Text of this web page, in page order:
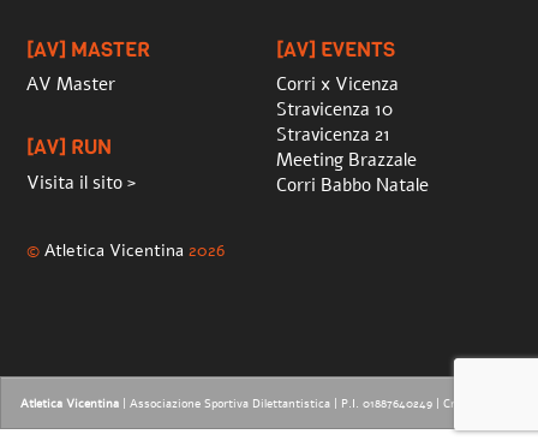
[AV] MASTER
AV Master
[AV] RUN
Visita il sito >
[AV] EVENTS
Corri x Vicenza
Stravicenza 10
Stravicenza 21
Meeting Brazzale
Corri Babbo Natale
©Atletica Vicentina 2026
Atletica Vicentina | Associazione Sportiva Dilettantistica | P.I. 01887640249 | Credits